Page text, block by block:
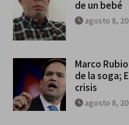
de un bebé
agosto 8,
Marco
de la soga;
crisis
agosto 8,